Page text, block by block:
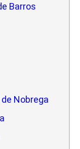
Barros
Nobrega